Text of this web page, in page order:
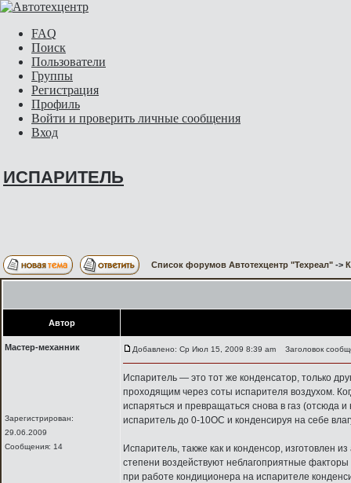
FAQ
Поиск
Пользователи
Группы
Регистрация
Профиль
Войти и проверить личные сообщения
Вход
ИСПАРИТЕЛЬ
Список форумов Автотехцентр "Техреал" ->
Автор
Мастер-механник
Зарегистрирован:
29.06.2009
Сообщения: 14
Добавлено: Ср Июл 15, 2009 8:39 am Заголовок
Испаритель — это тот же конденсатор, только
проходящим через соты испарителя воздухом.
испаряться и превращаться снова в газ (отсюда
испаритель до 0-10OС и конденсируя на себе
Испаритель, также как и конденсор, изготовлен
степени воздействуют неблагоприятные
при работе кондиционера на испарителе